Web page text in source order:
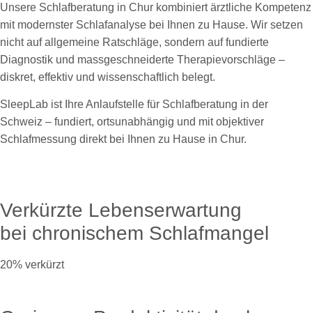
Unsere Schlafberatung in Chur kombiniert ärztliche Kompetenz
mit modernster Schlafanalyse bei Ihnen zu Hause. Wir setzen
nicht auf allgemeine Ratschläge, sondern auf fundierte
Diagnostik und massgeschneiderte Therapievorschläge –
diskret, effektiv und wissenschaftlich belegt.
SleepLab ist Ihre Anlaufstelle für Schlafberatung in der
Schweiz – fundiert, ortsunabhängig und mit objektiver
Schlafmessung direkt bei Ihnen zu Hause in Chur.
Verkürzte Lebenserwartung
bei chronischem Schlafmangel
20% verkürzt